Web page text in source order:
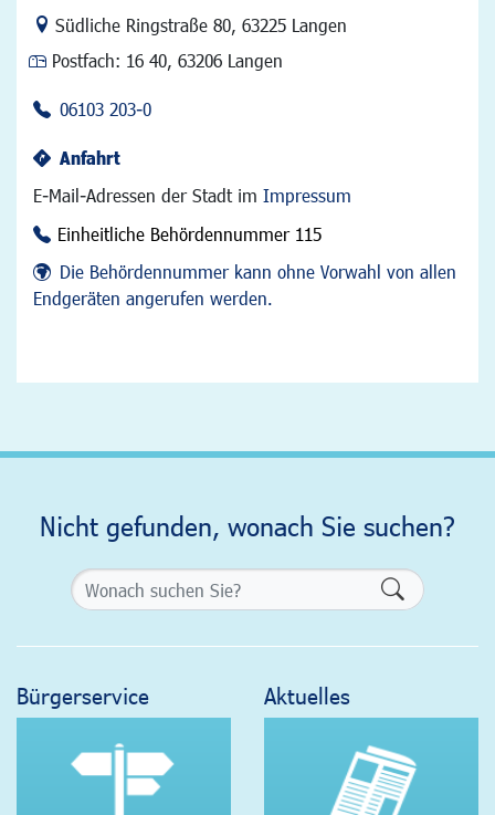
Link zur Google-Maps Navigation
Südliche Ringstraße 80, 63225 Langen
Postfach: 16 40, 63206 Langen
06103 203-0
Anfahrt
E-Mail-Adressen der Stadt im Impressum
Einheitliche Behördennummer 115
Die Behördennummer kann ohne Vorwahl von allen
Endgeräten angerufen werden.
Nicht gefunden, wonach Sie suchen?
Bürgerservice Aktuelles